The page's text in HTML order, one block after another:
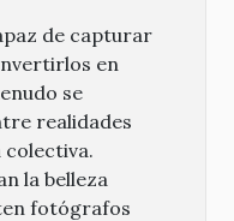
de capturar
en
se
realidades
colectiva.
la belleza
fotógrafos